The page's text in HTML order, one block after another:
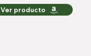
Ver producto